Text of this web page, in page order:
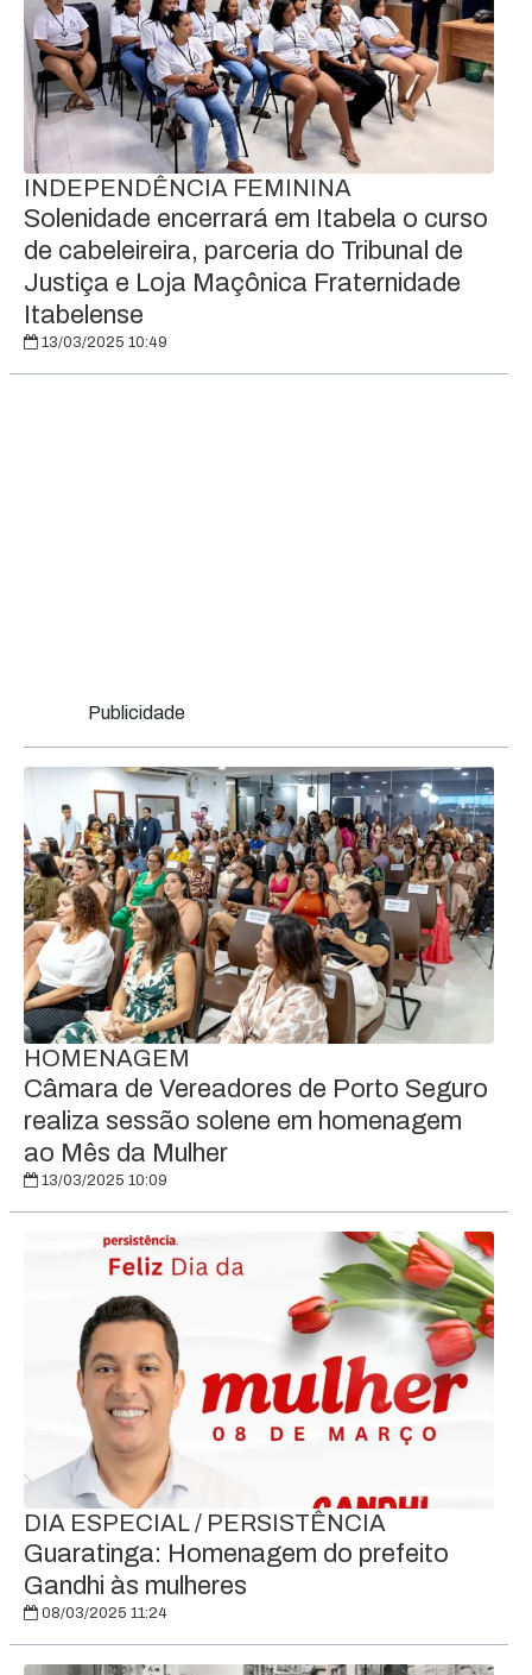
INDEPENDÊNCIA FEMININA
Solenidade encerrará em Itabela o curso
de cabeleireira, parceria do Tribunal de
Justiça e Loja Maçônica Fraternidade
Itabelense
13/03/2025 10:49
Publicidade
HOMENAGEM
Câmara de Vereadores de Porto Seguro
realiza sessão solene em homenagem
ao Mês da Mulher
13/03/2025 10:09
DIA ESPECIAL / PERSISTÊNCIA
Guaratinga: Homenagem do prefeito
Gandhi às mulheres
08/03/2025 11:24